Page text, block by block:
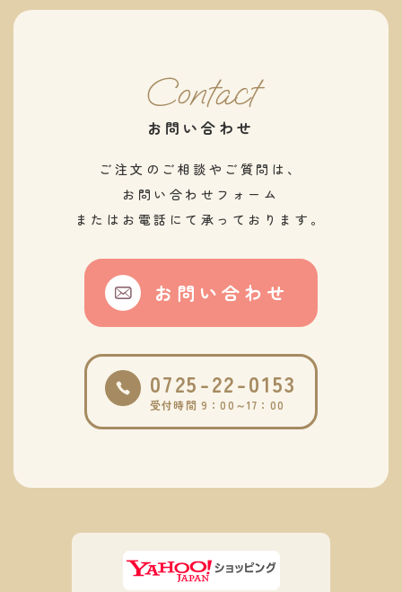
Contact
お問い合わせ
ご注文のご相談やご質問は、
お問い合わせフォーム
またはお電話にて承っております。
お問い合わせ
0725-22-0153
受付時間 9：00～17：00